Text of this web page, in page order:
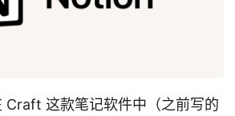
Craft 这款笔记软件中（之前写的